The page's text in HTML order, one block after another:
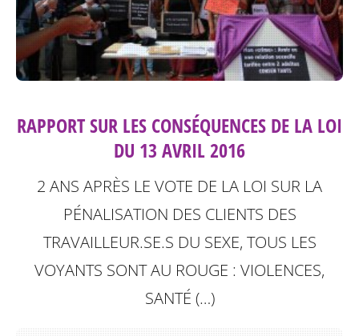
RAPPORT SUR LES CONSÉQUENCES DE LA LOI
DU 13 AVRIL 2016
2 ANS APRÈS LE VOTE DE LA LOI SUR LA
PÉNALISATION DES CLIENTS DES
TRAVAILLEUR.SE.S DU SEXE, TOUS LES
VOYANTS SONT AU ROUGE : VIOLENCES,
SANTÉ (…)